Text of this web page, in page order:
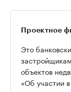
Проектное
Это
объектов
«Об участии